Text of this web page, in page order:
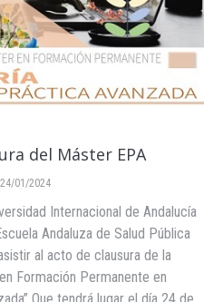
del Máster EPA
24/01/2024
Internacional de Andalucía
Andaluza de Salud Pública
al acto de clausura de la
Formación Permanente en